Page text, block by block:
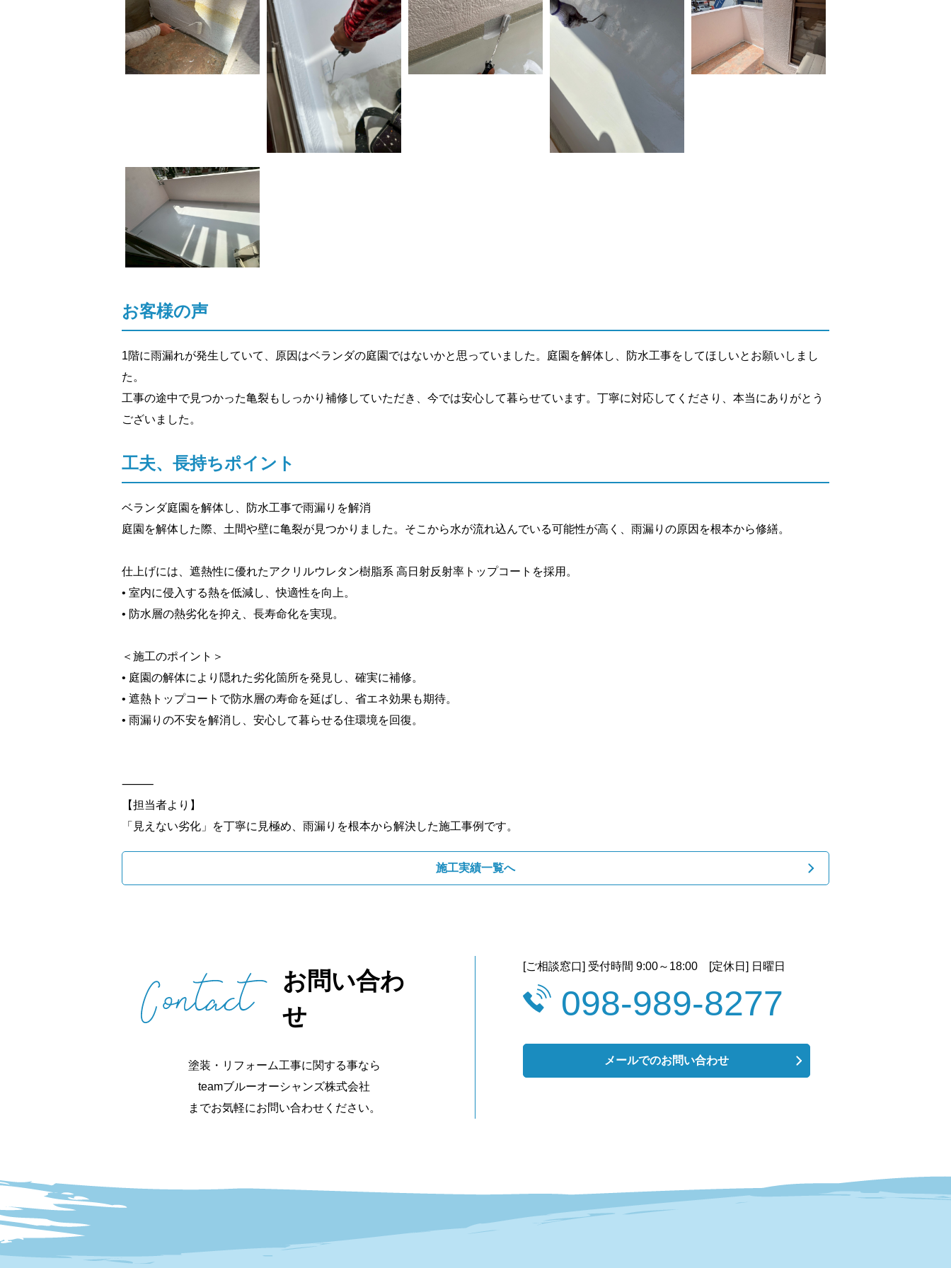
お客様の声
1階に雨漏れが発生していて、原因はベランダの庭園ではないかと思っていました。庭園を解体し、防水工事をしてほしいとお願いしまし
た。
工事の途中で見つかった亀裂もしっかり補修していただき、今では安心して暮らせています。丁寧に対応してくださり、本当にありがとう
ございました。
工夫、長持ちポイント
ベランダ庭園を解体し、防水工事で雨漏りを解消
庭園を解体した際、土間や壁に亀裂が見つかりました。そこから水が流れ込んでいる可能性が高く、雨漏りの原因を根本から修繕。
仕上げには、遮熱性に優れたアクリルウレタン樹脂系 高日射反射率トップコートを採用。
• 室内に侵入する熱を低減し、快適性を向上。
• 防水層の熱劣化を抑え、長寿命化を実現。
＜施工のポイント＞
• 庭園の解体により隠れた劣化箇所を発見し、確実に補修。
• 遮熱トップコートで防水層の寿命を延ばし、省エネ効果も期待。
• 雨漏りの不安を解消し、安心して暮らせる住環境を回復。
⸻
【担当者より】
「見えない劣化」を丁寧に見極め、雨漏りを根本から解決した施工事例です。
施工実績一覧へ
お問い合わ
せ
塗装・リフォーム工事に関する事なら
teamブルーオーシャンズ株式会社
までお気軽にお問い合わせください。
[ご相談窓口] 受付時間 9:00～18:00 [定休日] 日曜日
098-989-8277
メールでのお問い合わせ